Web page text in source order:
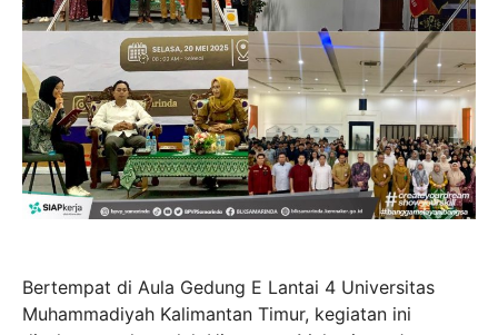
Bertempat di Aula Gedung E Lantai 4 Universitas
Muhammadiyah Kalimantan Timur, kegiatan ini